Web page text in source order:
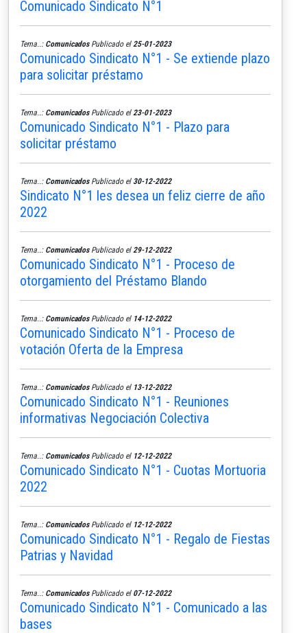
Comunicado Sindicato N°1
Tema..: ComunicadosPublicado el 25-01-2023
Comunicado Sindicato N°1 - Se extiende plazo
para solicitar préstamo
Tema..: ComunicadosPublicado el 23-01-2023
Comunicado Sindicato N°1 - Plazo para
solicitar préstamo
Tema..: ComunicadosPublicado el 30-12-2022
Sindicato N°1 les desea un feliz cierre de año
2022
Tema..: ComunicadosPublicado el 29-12-2022
Comunicado Sindicato N°1 - Proceso de
otorgamiento del Préstamo Blando
Tema..: ComunicadosPublicado el 14-12-2022
Comunicado Sindicato N°1 - Proceso de
votación Oferta de la Empresa
Tema..: ComunicadosPublicado el 13-12-2022
Comunicado Sindicato N°1 - Reuniones
informativas Negociación Colectiva
Tema..: ComunicadosPublicado el 12-12-2022
Comunicado Sindicato N°1 - Cuotas Mortuoria
2022
Tema..: ComunicadosPublicado el 12-12-2022
Comunicado Sindicato N°1 - Regalo de Fiestas
Patrias y Navidad
Tema..: ComunicadosPublicado el 07-12-2022
Comunicado Sindicato N°1 - Comunicado a las
bases